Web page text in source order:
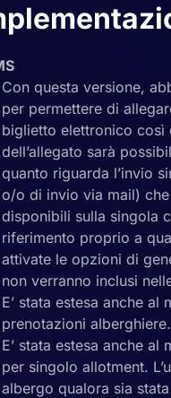
Con questa versione,
per permettere di
biglietto elettronico così
dell’allegato sarà
quanto riguarda l’invio
o/o di invio via mail)
disponibili sulla singola
riferimento proprio a
attivate le opzioni di
non verranno inclusi
E’ stata estesa anche
prenotazioni alberghiere.
E’ stata estesa anche
per singolo allotment.
albergo qualora sia